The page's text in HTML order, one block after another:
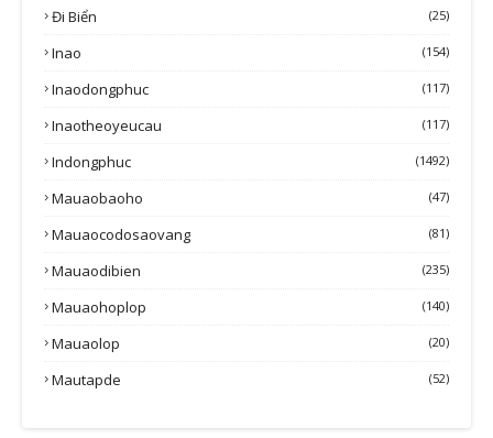
Đi Biển (25)
Inao (154)
Inaodongphuc (117)
Inaotheoyeucau (117)
Indongphuc (1492)
Mauaobaoho (47)
Mauaocodosaovang (81)
Mauaodibien (235)
Mauaohoplop (140)
Mauaolop (20)
Mautapde (52)